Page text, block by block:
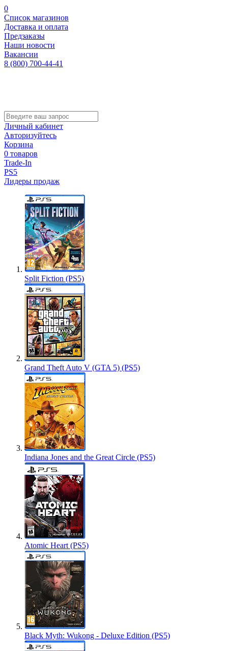
0
Список магазинов
Доставка и оплата
Предзаказы
Наши новости
Вакансии
8 (800) 700-44-41
Личный кабинет
Авторизуйтесь
Корзина
0 товаров
Trade-In
PS5
Лидеры продаж
Split Fiction (PS5)
Grand Theft Auto V (GTA 5) (PS5)
Indiana Jones and the Great Circle (PS5)
Atomic Heart (PS5)
Black Myth: Wukong - Deluxe Edition (PS5)